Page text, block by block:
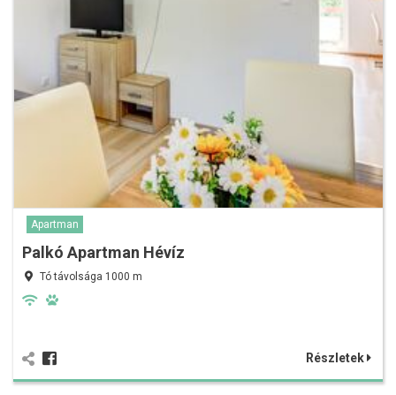
Apartman
Palkó Apartman Hévíz
Tó távolsága 1000 m
Részletek